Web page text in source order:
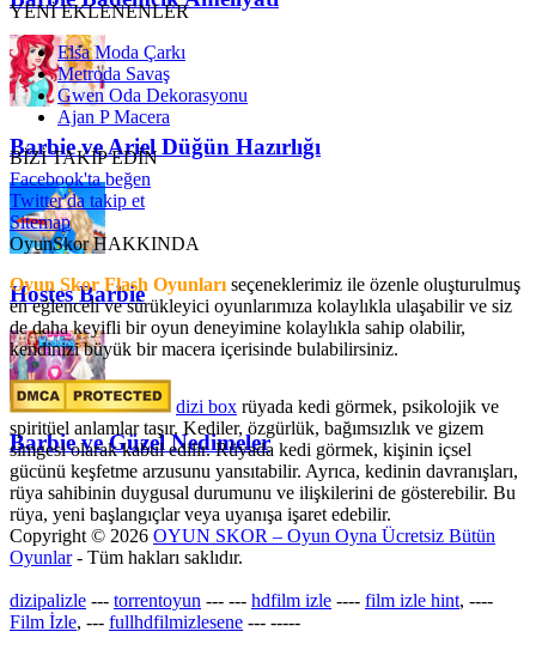
Barbie ve Ariel Düğün Hazırlığı
Hostes Barbie
Barbie ve Güzel Nedimeler
YENİ EKLENENLER
Elsa Moda Çarkı
Metroda Savaş
Gwen Oda Dekorasyonu
Ajan P Macera
BİZİ TAKİP EDİN
Facebook'ta beğen
Twitter'da takip et
Sitemap
OyunSkor HAKKINDA
Oyun Skor Flash Oyunları seçeneklerimiz ile özenle oluşturulmuş
en eğlenceli ve sürükleyici oyunlarımıza kolaylıkla ulaşabilir ve siz
de daha keyifli bir oyun deneyimine kolaylıkla sahip olabilir,
kendinizi büyük bir macera içerisinde bulabilirsiniz.
dizi box rüyada kedi görmek​, psikolojik ve
spiritüel anlamlar taşır. Kediler, özgürlük, bağımsızlık ve gizem
simgesi olarak kabul edilir. Rüyada kedi görmek, kişinin içsel
gücünü keşfetme arzusunu yansıtabilir. Ayrıca, kedinin davranışları,
rüya sahibinin duygusal durumunu ve ilişkilerini de gösterebilir. Bu
rüya, yeni başlangıçlar veya uyanışa işaret edebilir.
Copyright © 2026 OYUN SKOR – Oyun Oyna Ücretsiz Bütün
Oyunlar- Tüm hakları saklıdır.
dizipalizle --- torrentoyun --- --- hdfilm izle ---- film izle hint, ----
Film İzle, --- fullhdfilmizlesene --- -----